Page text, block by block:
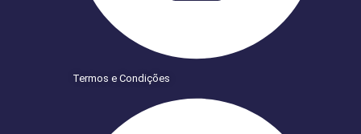
Termos e Condições